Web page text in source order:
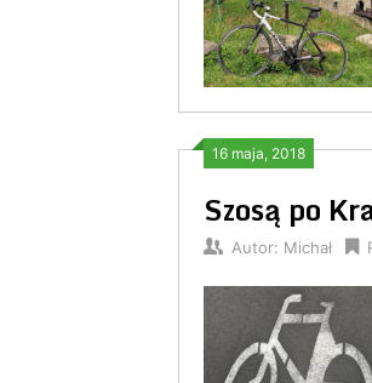
16 maja, 2018
Szosą po
Autor: Michał